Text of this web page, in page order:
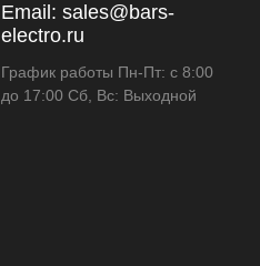
Email: sales@bars-
electro.ru
График работы Пн-Пт: с 8:00
до 17:00 Сб, Вс: Выходной